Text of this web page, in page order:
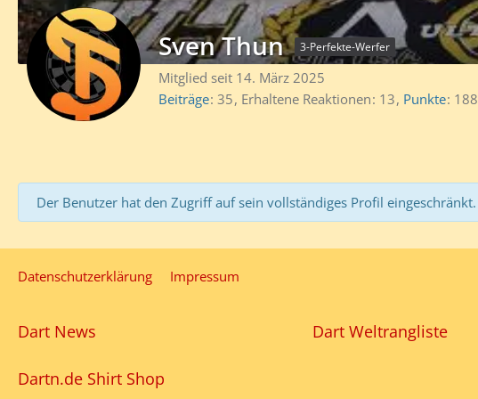
Sven Thun 3-Perfekte-Werfer
Mitglied seit 14. März 2025
Beiträge 35 Erhaltene Reaktionen 13 Punkte 188
Der Benutzer hat den Zugriff auf sein vollständiges Profil eingeschränkt.
Datenschutzerklärung Impressum
Dart News Dart Weltrangliste
Dartn.de Shirt Shop